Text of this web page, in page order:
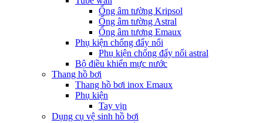
Ống âm tường Kripsol
Ống âm tường Astral
Ống âm tương Emaux
Phụ kiện chống đẩy nổi
Phụ kiện chống đẩy nổi astral
Bộ điều khiển mực nước
Thang hồ bơi
Thang hồ bơi inox Emaux
Phụ kiện
Tay vịn
Dụng cụ vệ sinh hồ bơi